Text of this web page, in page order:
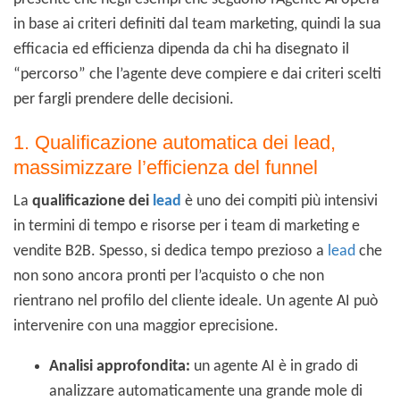
in base ai criteri definiti dal team marketing, quindi la sua
efficacia ed efficienza dipenda da chi ha disegnato il
“percorso” che l’agente deve compiere e dai criteri scelti
per fargli prendere delle decisioni.
1. Qualificazione automatica dei lead,
massimizzare l’efficienza del funnel
La qualificazione dei lead è uno dei compiti più intensivi
in termini di tempo e risorse per i team di marketing e
vendite B2B. Spesso, si dedica tempo prezioso a lead che
non sono ancora pronti per l’acquisto o che non
rientrano nel profilo del cliente ideale. Un agente AI può
intervenire con una maggior eprecisione.
Analisi approfondita: un agente AI è in grado di
analizzare automaticamente una grande mole di